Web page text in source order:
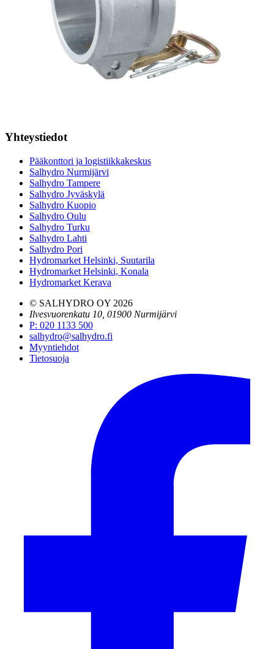
Suodatinhaku
Magneettikelahaku
Avoimet työpaikat
Ympäristöpolitiikka
Messut ja tapahtumat
Yhteystiedot
Pääkonttori ja logistiikkakeskus
Salhydro Nurmijärvi
Salhydro Tampere
Salhydro Jyväskylä
Salhydro Kuopio
Salhydro Oulu
Salhydro Turku
Salhydro Lahti
Salhydro Pori
Hydromarket Helsinki, Suutarila
Hydromarket Helsinki, Konala
Hydromarket Kerava
© SALHYDRO OY 2026
Ilvesvuorenkatu 10, 01900 Nurmijärvi
P: 020 1133 500
salhydro@salhydro.fi
Myyntiehdot
Tietosuoja